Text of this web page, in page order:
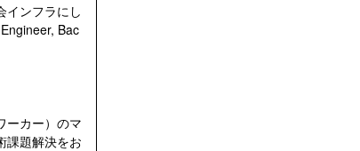
インフラにし
Bac
ーカー）のマ
課題解決をお